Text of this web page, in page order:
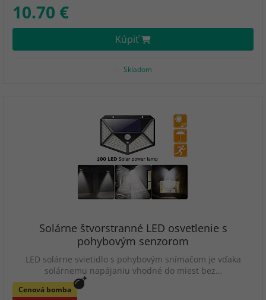
10.70 €
Kúpiť
Skladom
Solárne štvorstranné LED osvetlenie s
pohybovým senzorom
LED solárne svietidlo s pohybovým snímačom je vďaka
solárnemu napájaniu vhodné do miest bez…
Cenová bomba